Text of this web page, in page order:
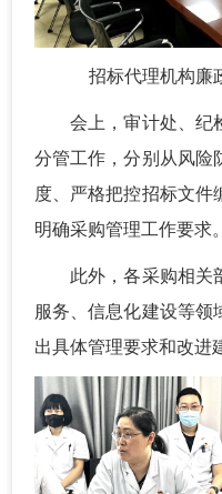
招标代理机构廉
会上，审计处、纪检
分管工作，分别从风险
度、严格把控招标文件
明确采购管理工作要求。
此外，各采购相关部
服务、信息化建设等领
出具体管理要求和改进